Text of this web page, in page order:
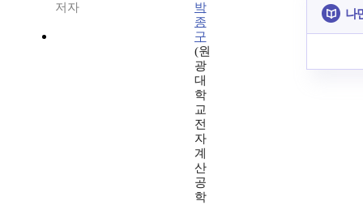
저자
박
종
구
(원
광
대
학
교
전
자
계
산
공
학
나